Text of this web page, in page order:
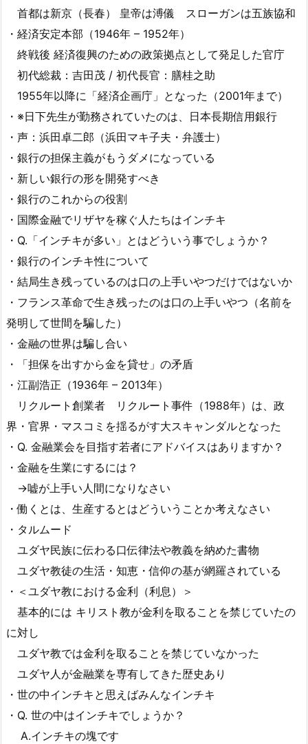
首都は新京（長春） 皇帝は溥儀 スローガンは五族協和
・経済安定本部（1946年 – 1952年）
終戦後 経済復興のための政策拠点として発足した官庁
初代総裁：吉田茂 / 初代長官：膳桂之助
1955年以降に「経済企画庁」となった（2001年まで）
・※日下先生が勤務されていたのは、日本長期信用銀行
・声：浜田卓二郎（浜田マキ子夫・弁護士）
・銀行の担保主義がもうダメになっている
・新しい銀行の形を開発すべき
・銀行のこれからの役割
・国際金融でリザヤを稼ぐ人たちはインチキ
・Q.「インチキが多い」とはどういう事でしょうか？
・銀行のインチキ性について
・結局生き残っているのは口の上手いやつだけではないか
・フランス革命で生き残ったのは口の上手いやつ（名前を
発明して世間を騙した）
・金融の世界は騙し合い
・「担保を出すから金を貸せ」の矛盾
・江副浩正（1936年 – 2013年）
リクルート創業者 リクルート事件（1988年）は、政
界・官界・マスコミを揺るがす大スキャンダルとなった
・Q. 金融業会を目指す若者にアドバイスはありますか？
・金融を生業にするには？
→嘘が上手い人間になりなさい
・働くとは、生産するとはどういうことか考えなさい
・タルムード
ユダヤ民族に伝わる口伝律法や教義を納めた書物
ユダヤ教徒の生活・知恵・信仰の基が網羅されている
・＜ユダヤ教における金利（利息）＞
基本的には キリスト教が金利を取ることを禁じていたの
に対し
ユダヤ教では金利を取ることを禁じていなかった
ユダヤ人が金融業を専有してきた歴史あり
・世の中インチキと思えばみんなインチキ
・Q. 世の中はインチキでしょうか？
A.インチキの塊です